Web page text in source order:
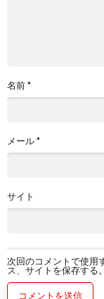
名前*
メール*
サイト
次回のコメントで使用
ス、サイトを保存する。